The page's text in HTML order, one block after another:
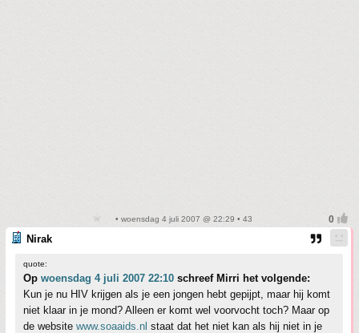
• woensdag 4 juli 2007 @ 22:29 • 43
Nirak
quote:
Op woensdag 4 juli 2007 22:10 schreef Mirri het volgende:
Kun je nu HIV krijgen als je een jongen hebt gepijpt, maar hij komt
niet klaar in je mond? Alleen er komt wel voorvocht toch? Maar op
de website www.soaaids.nl staat dat het niet kan als hij niet in je